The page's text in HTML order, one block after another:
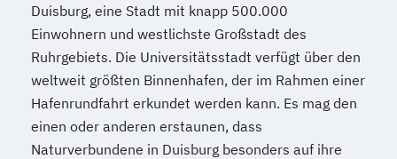
Duisburg, eine Stadt mit knapp 500.000
Einwohnern und westlichste Großstadt des
Ruhrgebiets. Die Universitätsstadt verfügt über den
weltweit größten Binnenhafen, der im Rahmen einer
Hafenrundfahrt erkundet werden kann. Es mag den
einen oder anderen erstaunen, dass
Naturverbundene in Duisburg besonders auf ihre